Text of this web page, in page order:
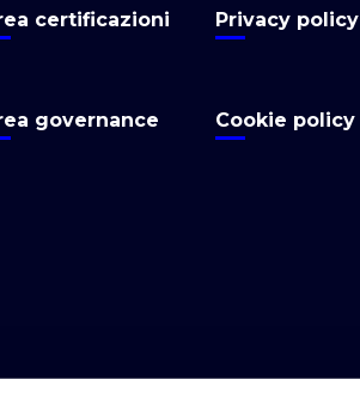
certificazioni Privacy policy
governance Cookie policy